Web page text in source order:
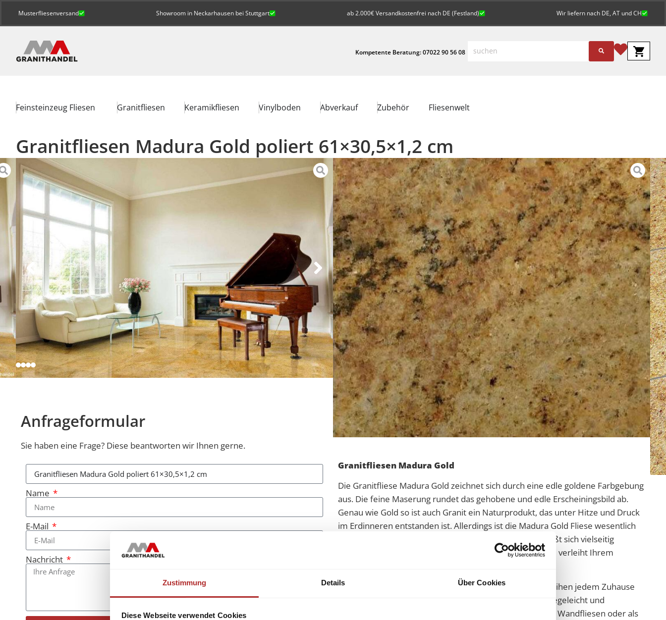
Zustimmung Details Über Cookies
Diese Webseite verwendet Cookies
Musterfliesenversand Showroom in Neckarhausen bei Stuttgart ab 2.000€ Versandkostenfrei nach DE (Festland) Wir liefern nach DE, AT und CH
Kompetente Beratung: 07022 90 56 08
Feinsteinzeug Fliesen Granitfliesen Keramikfliesen Vinylboden Abverkauf Zubehör Fliesenwelt
Granitfliesen Madura Gold poliert 61×30,5×1,2 cm
Anfrageformular
Sie haben eine Frage? Diese beantworten wir Ihnen gerne.
Name
E-Mail
Nachricht
42,90€
Preis pro Paket:48,05€
/m² inkl. MwSt.
Nicht vorrätig
m²
Nicht vorrätig
Granitfliesen Madura Gold poliert
61×30,5×1,2 cm
Angebot
Granitfliesen
Premium Qualität1. Wahl,poliert,gefast,kalibriert
61 x 30,5 x 1,2 cm
Sockelleiste(Format 61 x 7 x 1cm) nicht vergessen:Jetzt Sockelleiste bestellen.
Sie sind noch nicht sicher, dann bestellen Sie ein Muster à ca. 12x12cm
unter:Muster bestellen.
Granitfliesen Madura Gold
Die Granitfliese Madura Gold zeichnet sich durch eine edle goldene Farbgebung
aus. Die feine Maserung rundet das gehobene und edle Erscheiningsbild ab.
Genau wie Gold so ist auch Granit ein Naturprodukt, das unter Hitze und Druck
im Erdinneren entstanden ist. Allerdings ist die Madura Gold Fliese wesentlich
günstiger verfügbar. Darüber hinaus ist sie robust und läßt sich vielseitig
einsetzen. Die edle goldene Oberfläche der Madura Gold verleiht Ihrem
Granit
vereint Robustheit mit Eleganz.Granit
fliesen verleihen jedem Zuhause
einen gehobenen Charakter. Darüber hinaus sind sie pflegeleicht und
strapazierfähig. Deshalb werden sie gerne als dekorative Wandfliesen oder als